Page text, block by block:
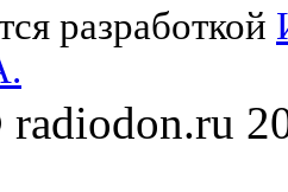
разработкой